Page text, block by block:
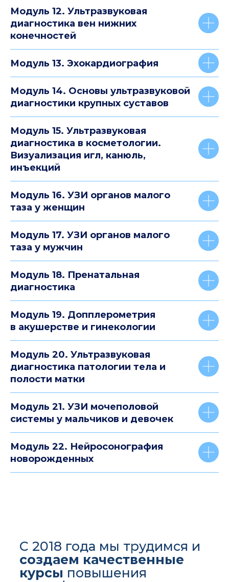
Модуль 12. Ультразвуковая
диагностика вен нижних
конечностей
Модуль 13. Эхокардиография
Модуль 14. Основы ультразвуковой
диагностики крупных суставов
Модуль 15. Ультразвуковая
диагностика в косметологии.
Визуализация игл, канюль,
инъекций
Модуль 16. УЗИ органов малого
таза у женщин
Модуль 17. УЗИ органов малого
таза у мужчин
Модуль 18. Пренатальная
диагностика
Модуль 19. Допплерометрия
в акушерстве и гинекологии
Модуль 20. Ультразвуковая
диагностика патологии тела и
полости матки
Модуль 21. УЗИ мочеполовой
системы у мальчиков и девочек
Модуль 22. Нейросонография
новорожденных
С 2018 года мы трудимся и
создаем качественные
курсы повышения